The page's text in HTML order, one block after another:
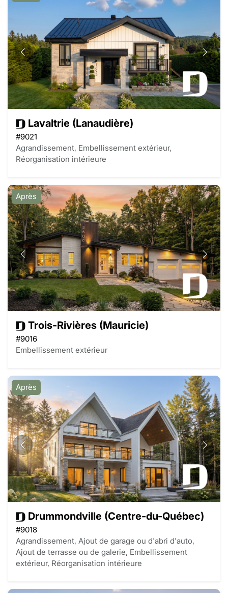
Lavaltrie (Lanaudière)
#9021
Agrandissement, Embellissement extérieur,
Réorganisation intérieure
Après
Trois-Rivières (Mauricie)
#9016
Embellissement extérieur
Après
Drummondville (Centre-du-Québec)
#9018
Agrandissement, Ajout de garage ou d'abri d'auto,
Ajout de terrasse ou de galerie, Embellissement
extérieur, Réorganisation intérieure